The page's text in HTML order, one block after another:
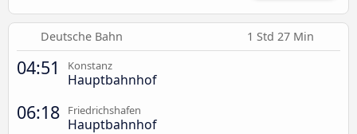
Deutsche Bahn 1 Std 27 Min
04:51 Konstanz
Hauptbahnhof
06:18 Friedrichshafen
Hauptbahnhof